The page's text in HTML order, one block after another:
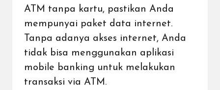
ATM tanpa kartu, pastikan Anda
mempunyai paket data internet.
Tanpa adanya akses internet, Anda
tidak bisa menggunakan aplikasi
mobile banking untuk melakukan
transaksi via ATM.